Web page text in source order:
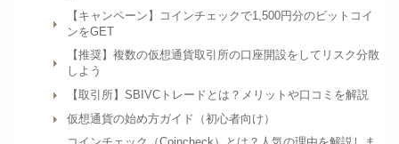
【キャンペーン】コインチェックで1,500円分のビットコイ
ンをGET
【推奨】複数の仮想通貨取引所の口座開設をしてリスク分散
しよう
【取引所】SBIVCトレードとは？メリットや口コミを解説
仮想通貨の始め方ガイド（初心者向け）